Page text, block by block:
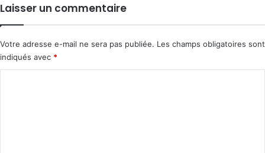
Laisser un commentaire
Votre adresse e-mail ne sera pas publiée. Les champs obligatoires sont
indiqués avec *